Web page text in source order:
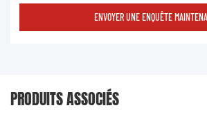
ENVOYER UNE ENQUÊTE
PRODUITS ASSOCIÉS